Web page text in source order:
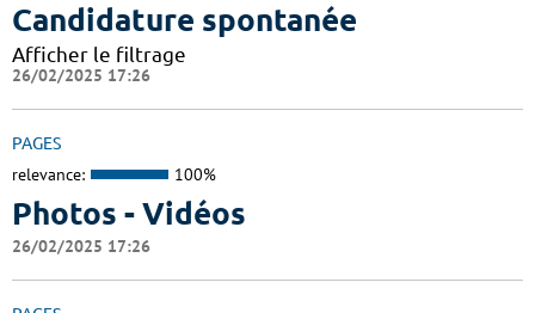
Candidature spontanée
Afficher le filtrage
26/02/2025 17:26
PAGES
relevance: 100%
Photos - Vidéos
26/02/2025 17:26